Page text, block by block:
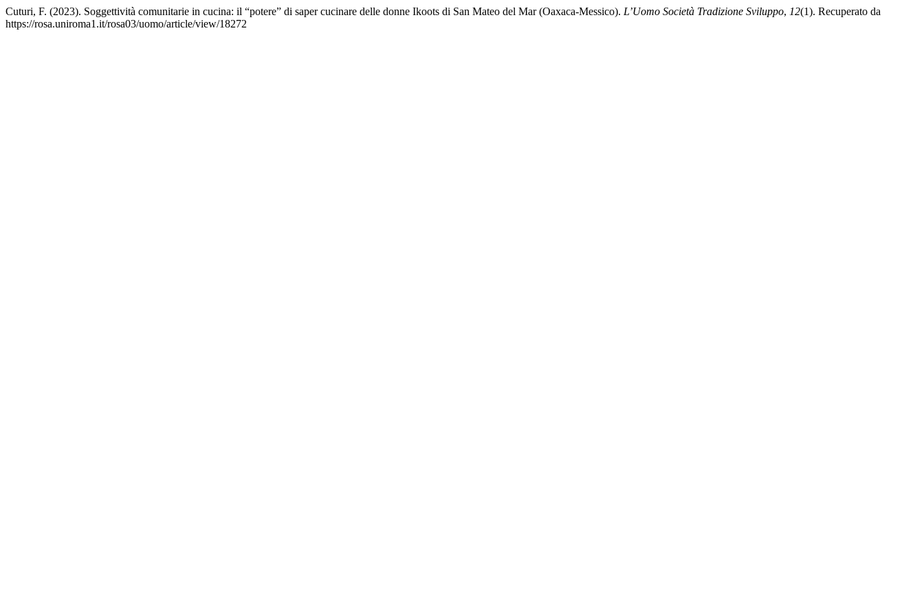
Cuturi, F. (2023). Soggettività comunitarie in cucina: il “potere” di saper cucinare delle donne Ikoots di San Mateo del Mar (Oaxaca-Messico). L’Uomo Società Tradizione Sviluppo, 12(1). Recuperato da
https://rosa.uniroma1.it/rosa03/uomo/article/view/18272